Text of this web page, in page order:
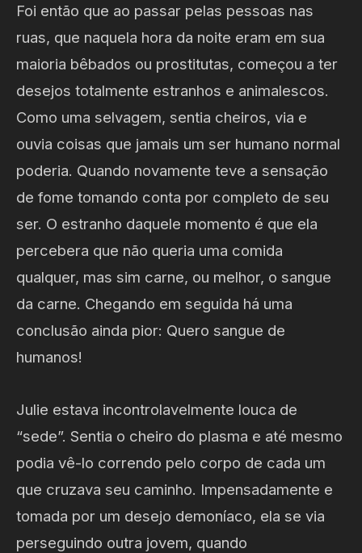
Foi então que ao passar pelas pessoas nas
ruas, que naquela hora da noite eram em sua
maioria bêbados ou prostitutas, começou a ter
desejos totalmente estranhos e animalescos.
Como uma selvagem, sentia cheiros, via e
ouvia coisas que jamais um ser humano normal
poderia. Quando novamente teve a sensação
de fome tomando conta por completo de seu
ser. O estranho daquele momento é que ela
percebera que não queria uma comida
qualquer, mas sim carne, ou melhor, o sangue
da carne. Chegando em seguida há uma
conclusão ainda pior: Quero sangue de
humanos!
Julie estava incontrolavelmente louca de
“sede”. Sentia o cheiro do plasma e até mesmo
podia vê-lo correndo pelo corpo de cada um
que cruzava seu caminho. Impensadamente e
tomada por um desejo demoníaco, ela se via
perseguindo outra jovem, quando